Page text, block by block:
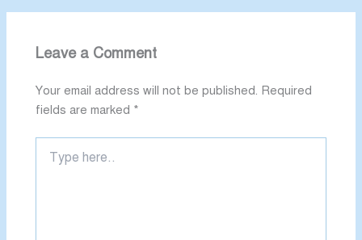
Leave a Comment
Your email address will not be published. Required
fields are marked *
here..